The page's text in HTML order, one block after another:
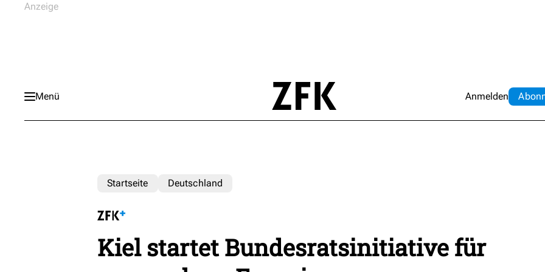
Menü Anmelden Abo
Startseite Deutschland
Kiel startet Bundesratsinitiative für